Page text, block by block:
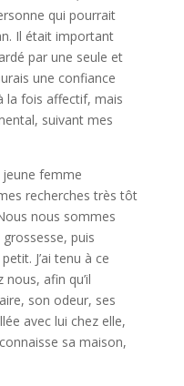
qui pourrait
Il était important
par une seule et
une confiance
la fois affectif, mais
suivant mes
femme
recherches très tôt
nous sommes
puis
J’ai tenu à ce
nous, afin qu’il
son odeur, ses
avec lui chez elle,
sa maison,